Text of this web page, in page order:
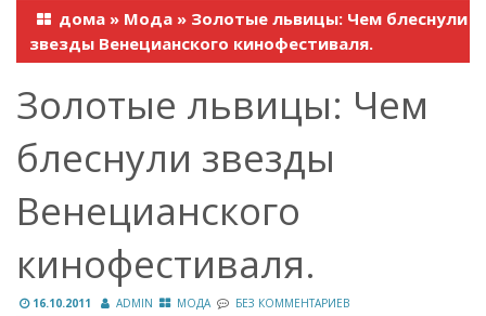
дома » Мода » Золотые львицы: Чем блеснули
звезды Венецианского кинофестиваля.
Золотые львицы: Чем
блеснули звезды
Венецианского
кинофестиваля.
16.10.2011 ADMIN МОДА БЕЗ КОММЕНТАРИЕВ